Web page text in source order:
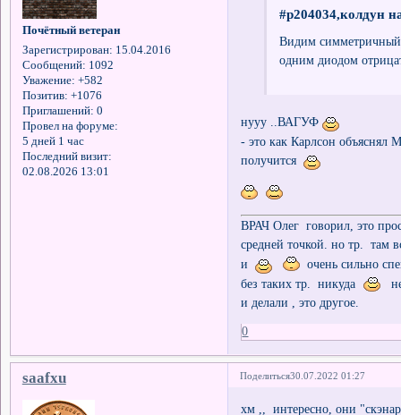
Почётный ветеран
Зарегистрирован: 15.04.2016
Сообщений: 1092
Уважение: +582
Позитив: +1076
Приглашений: 0
Провел на форуме:
5 дней 1 час
Последний визит:
02.08.2026 13:01
#p204034,колдун
Видим симметричный
одним диодом
нууу ..ВАГУФ
- это как Карлсон объяснял
получится
ВРАЧ Олег говорил, это
средней точкой. но тр.
и
очень сильно
без таких тр. никуда
и делали , это другое.
0
Поделиться30.07.2022 01:27
saafxu
хм ,, интересно, они